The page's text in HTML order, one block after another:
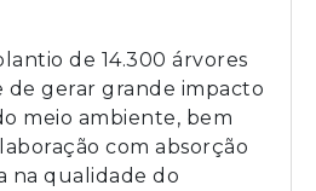
de 14.300 árvores
de gerar grande impacto
meio ambiente, bem
com absorção
na qualidade do